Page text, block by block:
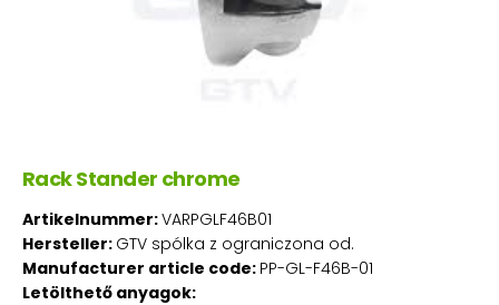
Rack Stander chrome
Artikelnummer:VARPGLF46B01
Hersteller: GTV spólka z ograniczona od.
Manufacturer article code: PP-GL-F46B-01
Letölthető anyagok: